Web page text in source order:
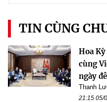
TIN CÙNG
Hoa
cùng
ngày
Thanh
21:15 05/